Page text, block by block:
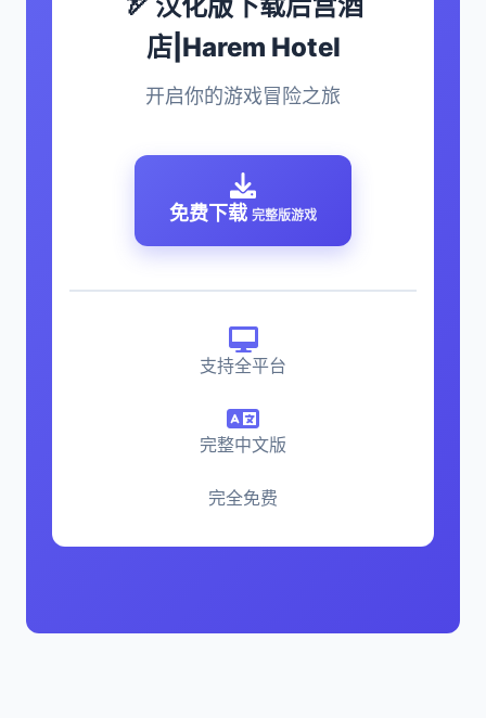
店|Harem Hotel
开启你的游戏冒险之旅
免费下载 完整版游戏
支持全平台
完整中文版
完全免费